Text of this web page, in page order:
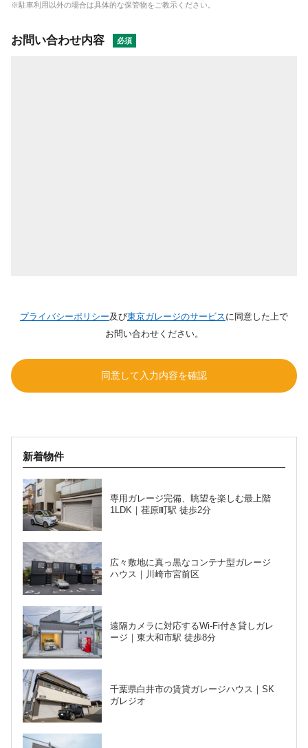
※駐車利用以外の場合は具体的な保管物をご教示ください。
お問い合わせ内容
プライバシーポリシー及び東京ガレージのサービスに同意した上で
お問い合わせください。
新着物件
専用ガレージ完備、眺望を楽しむ最上階
1LDK｜荏原町駅 徒歩2分
広々敷地に真っ黒なコンテナ型ガレージ
ハウス｜川崎市宮前区
遠隔カメラに対応するWi-Fi付き貸しガレ
ージ｜東大和市駅 徒歩8分
千葉県白井市の賃貸ガレージハウス｜SK
ガレジオ